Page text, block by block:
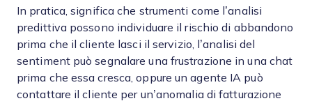
In pratica, significa che strumenti come l’analisi
predittiva possono individuare il rischio di abbandono
prima che il cliente lasci il servizio, l’analisi del
sentiment può segnalare una frustrazione in una chat
prima che essa cresca, oppure un agente IA può
contattare il cliente per un’anomalia di fatturazione